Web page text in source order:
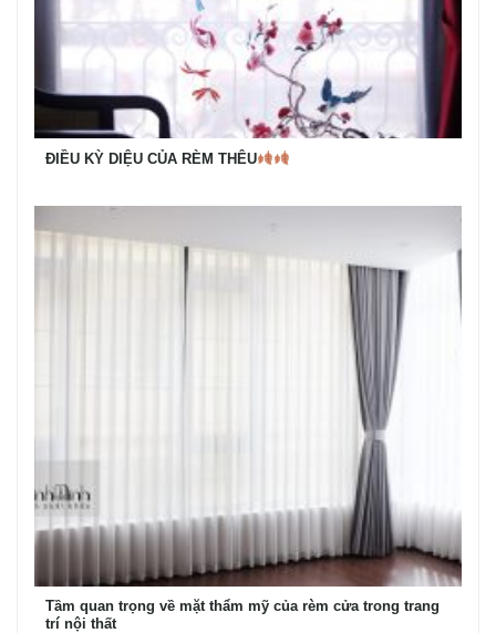
ĐIỀU KỲ DIỆU CỦA RÈM THÊU
Tầm quan trọng về mặt thẩm mỹ của rèm cửa trong trang
trí nội thất